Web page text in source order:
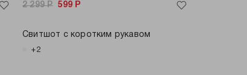
2 299Р 599 Р
Свитшот с коротким рукавом
+2